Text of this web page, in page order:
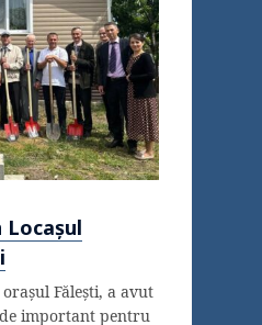
Fălești, a avut
important pentru